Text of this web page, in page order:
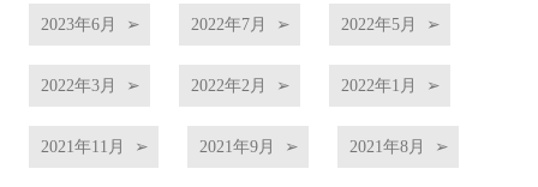
2023年6月 2022年7月 2022年5月
2022年3月 2022年2月 2022年1月
2021年11月 2021年9月 2021年8月